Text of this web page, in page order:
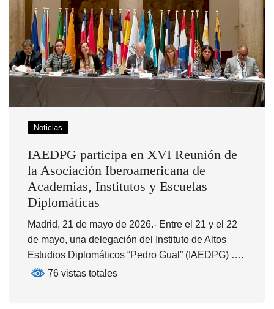
Noticias
IAEDPG participa en XVI Reunión de
la Asociación Iberoamericana de
Academias, Institutos y Escuelas
Diplomáticas
Madrid, 21 de mayo de 2026.- Entre el 21 y el 22
de mayo, una delegación del Instituto de Altos
Estudios Diplomáticos “Pedro Gual” (IAEDPG) ….
76 vistas totales